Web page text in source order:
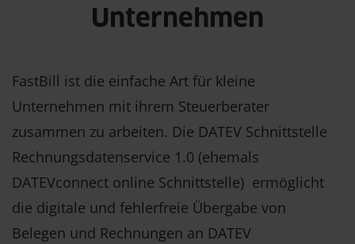
Unternehmen
FastBill ist die einfache Art für kleine
Unternehmen mit ihrem Steuerberater
zusammen zu arbeiten. Die DATEV Schnittstelle
Rechnungsdatenservice 1.0 (ehemals
DATEVconnect online Schnittstelle) ermöglicht
die digitale und fehlerfreie Übergabe von
Belegen und Rechnungen an DATEV